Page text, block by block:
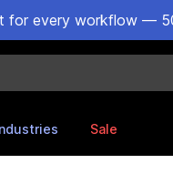
for every workflow —
Sale